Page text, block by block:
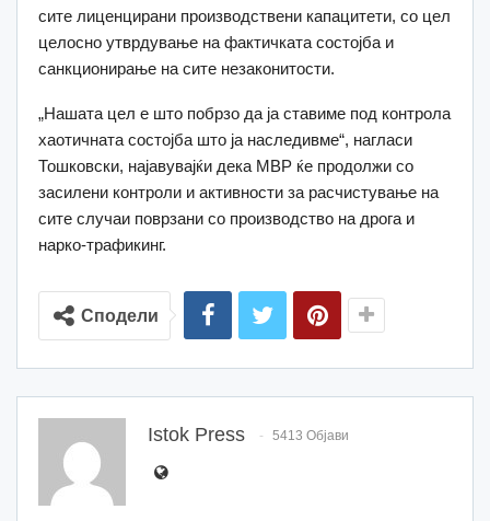
сите лиценцирани производствени капацитети, со цел
целосно утврдување на фактичката состојба и
санкционирање на сите незаконитости.
„Нашата цел е што побрзо да ја ставиме под контрола
хаотичната состојба што ја наследивме“, нагласи
Тошковски, најавувајќи дека МВР ќе продолжи со
засилени контроли и активности за расчистување на
сите случаи поврзани со производство на дрога и
нарко-трафикинг.
Сподели
Istok Press 5413 Објави